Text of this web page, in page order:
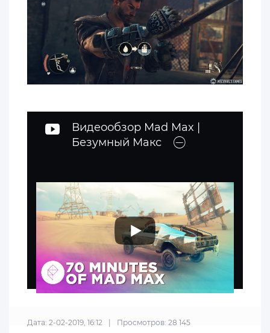
Видеообзор Mad Max |
Безумный Макс
Дата: 2-02-2019, 16:12 Просмотров: 28 145